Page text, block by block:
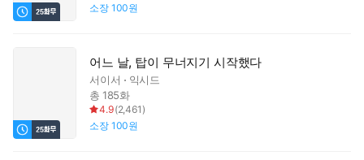
소장 100원
어느 날, 탑이 무너지기 시작했다
서이서
익시드
총 185화
4.9(2,461 )
소장 100원